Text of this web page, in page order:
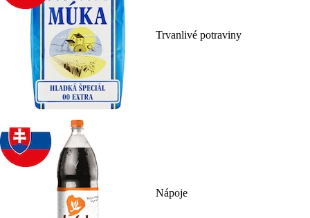
Trvanlivé potraviny
Nápoje